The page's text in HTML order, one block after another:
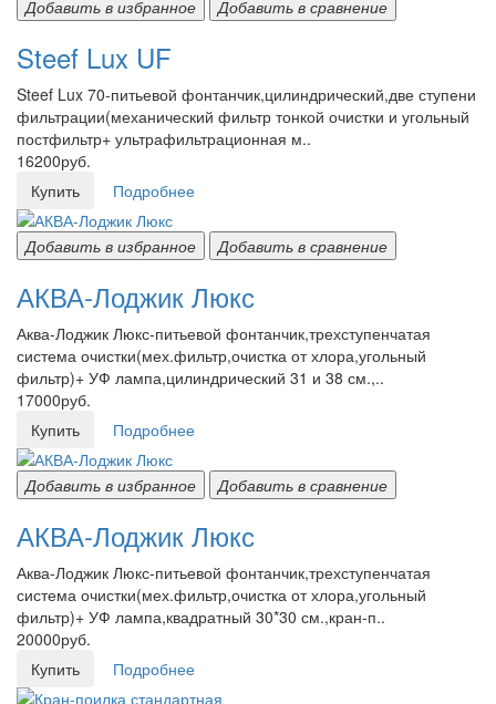
Добавить в избранное Добавить в сравнение
Steef Lux UF
Steef Lux 70-питьевой фонтанчик,цилиндрический,две ступени
фильтрации(механический фильтр тонкой очистки и угольный
постфильтр+ ультрафильтрационная м..
16200руб.
Купить
Подробнее
Добавить в избранное Добавить в сравнение
АКВА-Лоджик Люкс
Аква-Лоджик Люкс-питьевой фонтанчик,трехступенчатая
система очистки(мех.фильтр,очистка от хлора,угольный
фильтр)+ УФ лампа,цилиндрический 31 и 38 см.,..
17000руб.
Купить
Подробнее
Добавить в избранное Добавить в сравнение
АКВА-Лоджик Люкс
Аква-Лоджик Люкс-питьевой фонтанчик,трехступенчатая
система очистки(мех.фильтр,очистка от хлора,угольный
фильтр)+ УФ лампа,квадратный 30*30 см.,кран-п..
20000руб.
Купить
Подробнее